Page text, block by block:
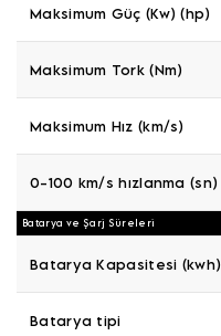
Maksimum Güç (Kw) (hp)
Maksimum Tork (Nm)
Maksimum Hız (km/s)
0-100 km/s hızlanma (sn)
Batarya ve Şarj Süreleri
Batarya Kapasitesi (kwh)
Batarya tipi